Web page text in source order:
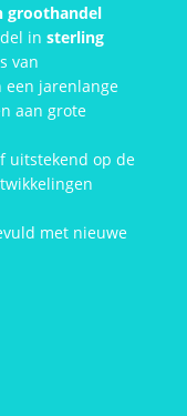
groothandel
in sterling
van
een jarenlange
aan grote
uitstekend op de
met nieuwe